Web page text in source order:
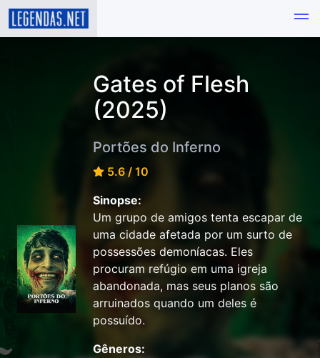
Gates of Flesh
(2025)
Portões do Inferno
5.6 / 10
Sinopse:
Um grupo de amigos tenta escapar de
uma cidade afetada por um surto de
possessões demoníacas. Eles
procuram refúgio em uma igreja
abandonada, mas seus planos são
arruinados quando um deles é
possuído.
Gêneros: